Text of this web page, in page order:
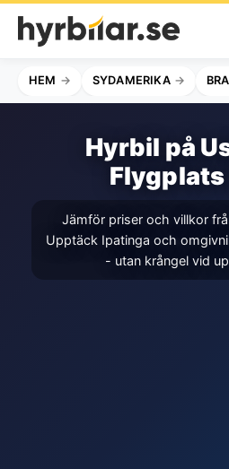
HEM SYDAMERIKA
Hyrbil på
Flygplats
Jämför priser och villkor
Upptäck Ipatinga och
- utan krångel vid